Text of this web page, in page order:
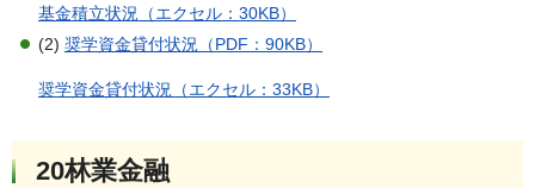
基金積立状況（エクセル：30KB）
(2) 奨学資金貸付状況（PDF：90KB）
奨学資金貸付状況（エクセル：33KB）
20林業金融